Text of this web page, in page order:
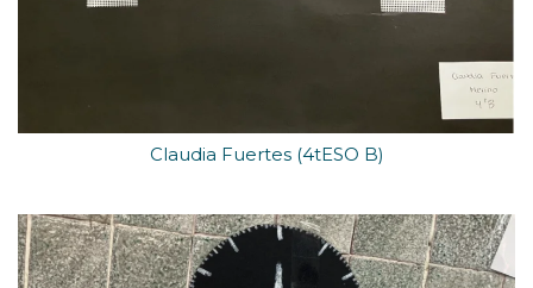
Claudia Fuertes (4tESO B)